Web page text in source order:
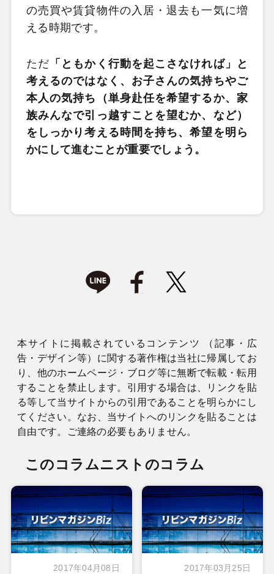
の売買や賃貸物件の入居・退去も一気に増
える時期です。
ただ 「ともかく行動を起こさなければ」と
考えるのではなく、お子さんの気持ちやご
本人の気持ち（単身赴任を希望するか、家
族みんなで引っ越すことを望むか、など）
をしっかり考える時間を持ち、希望を明ら
かにして進むことが重要でしょう。
本サイトに掲載されているコンテンツ （記事・広
告・デザイン等）に関する著作権は当社に帰属してお
り、他のホームページ・ブログ等に無断で転載・転用
することを禁止します。引用する場合は、リンクを貼
る等して当サイトからの引用であることを明らかにし
てください。なお、当サイトへのリンクを貼ることは
自由です。ご連絡の必要もありません。
このコラムニストのコラム
2017年04月08日 2017年03月25日